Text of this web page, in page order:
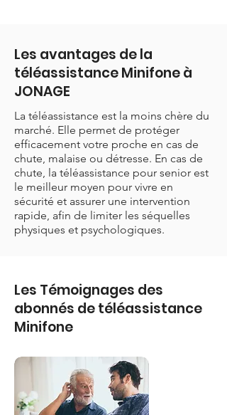
Les avantages de la
téléassistance Minifone à
JONAGE
La téléassistance est la moins chère du
marché. Elle permet de protéger
efficacement votre proche en cas de
chute, malaise ou détresse. En cas de
chute, la téléassistance pour senior est
le meilleur moyen pour vivre en
sécurité et assurer une intervention
rapide, afin de limiter les séquelles
physiques et psychologiques.
Les Témoignages des
abonnés de téléassistance
Minifone